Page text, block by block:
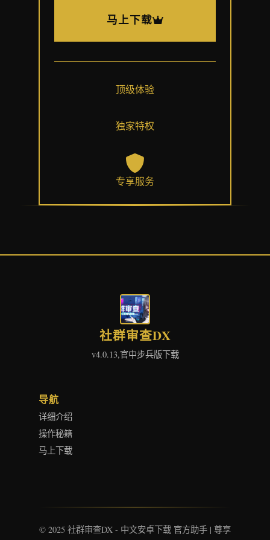
马上下载
顶级体验
独家特权
专享服务
社群审查DX
v4.0.13,官中步兵版下载
导航
详细介绍
操作秘籍
马上下载
© 2025 社群审查DX - 中文安卓下载 官方助手 | 尊享